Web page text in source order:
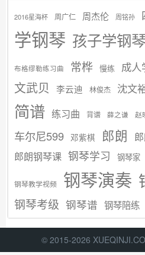
2016星海杯 周广仁 周杰伦 周铭孙
学钢琴 孩子学钢琴
布格缪勒练习曲 常桦 慢练 成人
文武贝 李云迪 林俊杰 沈文
简谱 练习曲 背谱 薛之谦 赵
车尔尼599 邓紫棋 郎朗
郎朗钢琴课 钢琴学习 钢琴家
钢琴教学视频 钢琴演奏
钢琴考级 钢琴谱 钢琴陪练
© 2015-2026